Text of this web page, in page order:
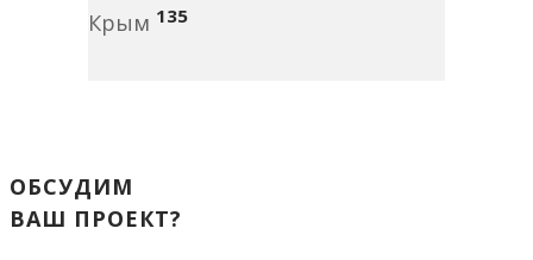
Крым 135
ОБСУДИМ
ВАШ ПРОЕКТ?